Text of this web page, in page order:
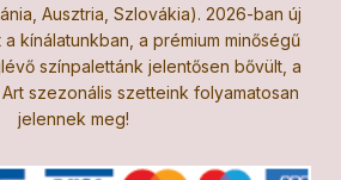
Ausztria, Szlovákia). 2026-ban új
kínálatunkban, a prémium minőségű
színpalettánk jelentősen bővült, a
szezonális szetteink folyamatosan
jelennek meg!